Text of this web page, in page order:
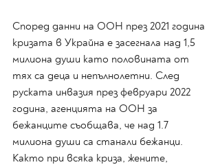
Според данни на ООН през 2021 година
кризата в Украйна е засегнала над 1,5
милиона души като половината от
тях са деца и непълнолетни. След
руската инвазия през февруари 2022
година, агенцията на ООН за
бежанците съобщава, че над 1.7
милиона души са станали бежанци.
Както при всяка криза, жените,